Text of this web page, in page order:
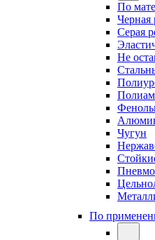
По
Черная
Серая
Не
Чугун
По